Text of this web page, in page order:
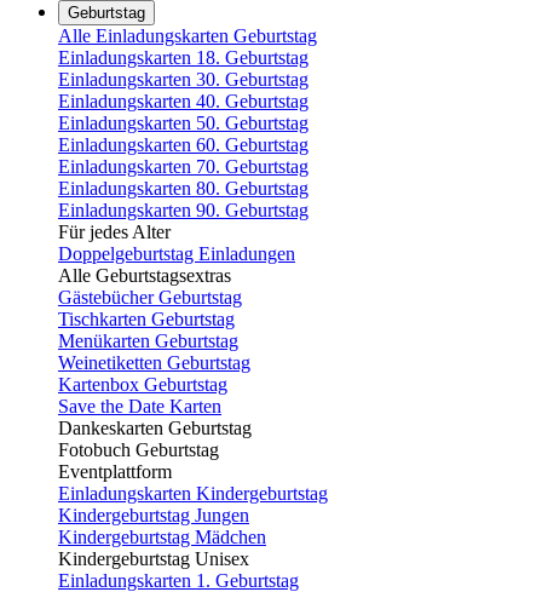
Geburtstag
Alle Einladungskarten Geburtstag
Einladungskarten 18. Geburtstag
Einladungskarten 30. Geburtstag
Einladungskarten 40. Geburtstag
Einladungskarten 50. Geburtstag
Einladungskarten 60. Geburtstag
Einladungskarten 70. Geburtstag
Einladungskarten 80. Geburtstag
Einladungskarten 90. Geburtstag
Für jedes Alter
Doppelgeburtstag Einladungen
Alle Geburtstagsextras
Gästebücher Geburtstag
Tischkarten Geburtstag
Menükarten Geburtstag
Weinetiketten Geburtstag
Kartenbox Geburtstag
Save the Date Karten
Dankeskarten Geburtstag
Fotobuch Geburtstag
Eventplattform
Einladungskarten Kindergeburtstag
Kindergeburtstag Jungen
Kindergeburtstag Mädchen
Kindergeburtstag Unisex
Einladungskarten 1. Geburtstag